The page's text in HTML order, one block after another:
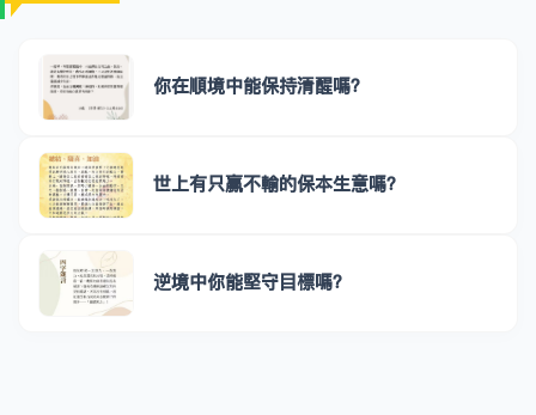
你在順境中能保持清醒嗎？
世上有只贏不輸的保本生意嗎？
逆境中你能堅守目標嗎？